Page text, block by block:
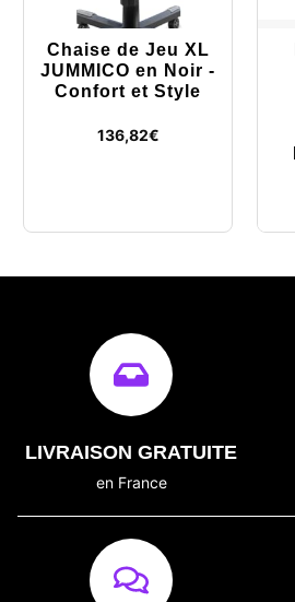
Chaise de Jeu XL
JUMMICO en Noir -
Confort et Style
136,82€
LIVRAISON GRATUITE
en France